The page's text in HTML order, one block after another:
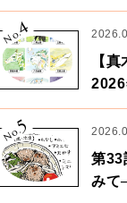
ん×
No.
4
【
No.
5
第
みて